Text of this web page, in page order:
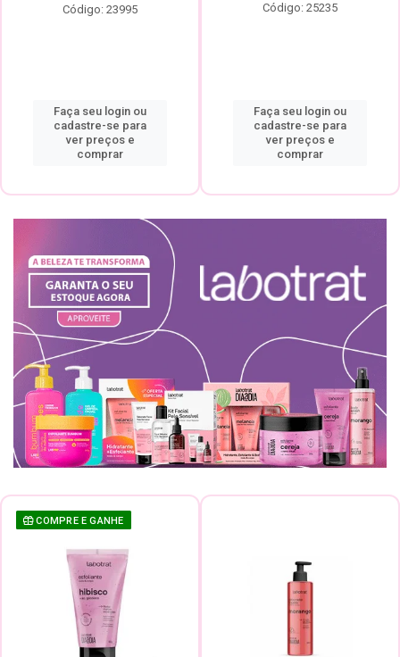
Código: 23995
Faça seu login ou
cadastre-se para
ver preços e
comprar
Código: 25235
Faça seu login ou
cadastre-se para
ver preços e
comprar
COMPRE E GANHE